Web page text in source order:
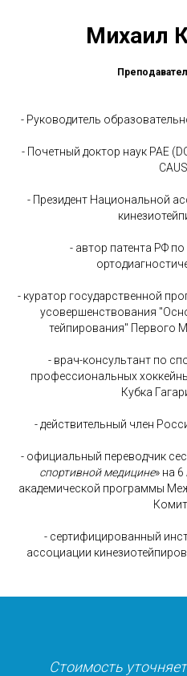
Михаил
- Руководитель
- Почетный доктор наук РАЕ
- Президент Национальной
- автор патента РФ
- куратор государственной
усовершенствования
тейпирования" Первого
- врач-консультант по
профессиональных
Кубка
- действительный член
- официальный переводчик
спортивной медицине» на
академической программы
- сертифицированный
ассоциации
Стоимость